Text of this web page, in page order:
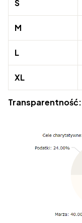
S
M
L
XL
Transparentność: